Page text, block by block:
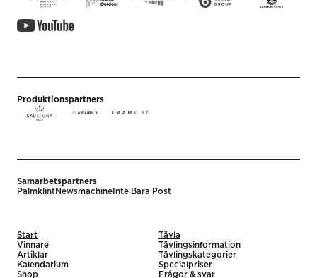
Produktionspartners
Samarbetspartners
PalmklintNewsmachine Inte Bara Post
Start
Vinnare
Artiklar
Kalendarium
Shop
Tävla
Tävlingsinformation
Tävlingskategorier
Specialpriser
Frågor & svar